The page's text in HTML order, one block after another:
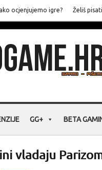
ocjenjujemo igre? Želiš
GG+ BETA
vladaju